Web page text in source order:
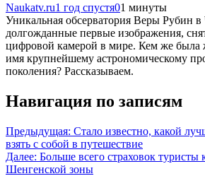
Naukatv.ru1 год спустя01 минуты
Уникальная обсерватория Веры Рубин в
долгожданные первые изображения,
цифровой камерой в мире. Кем же
имя крупнейшему астрономическому
поколения? Рассказываем.
Навигация по записям
Предыдущая: Стало известно, какой
взять с собой в путешествие
Далее: Больше всего страховок туристы
Шенгенской зоны